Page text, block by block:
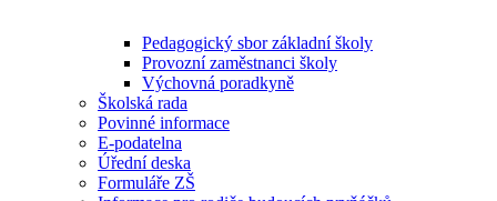
Pedagogický sbor základní školy
Provozní zaměstnanci školy
Výchovná poradkyně
Školská rada
Povinné informace
E-podatelna
Úřední deska
Formuláře ZŠ